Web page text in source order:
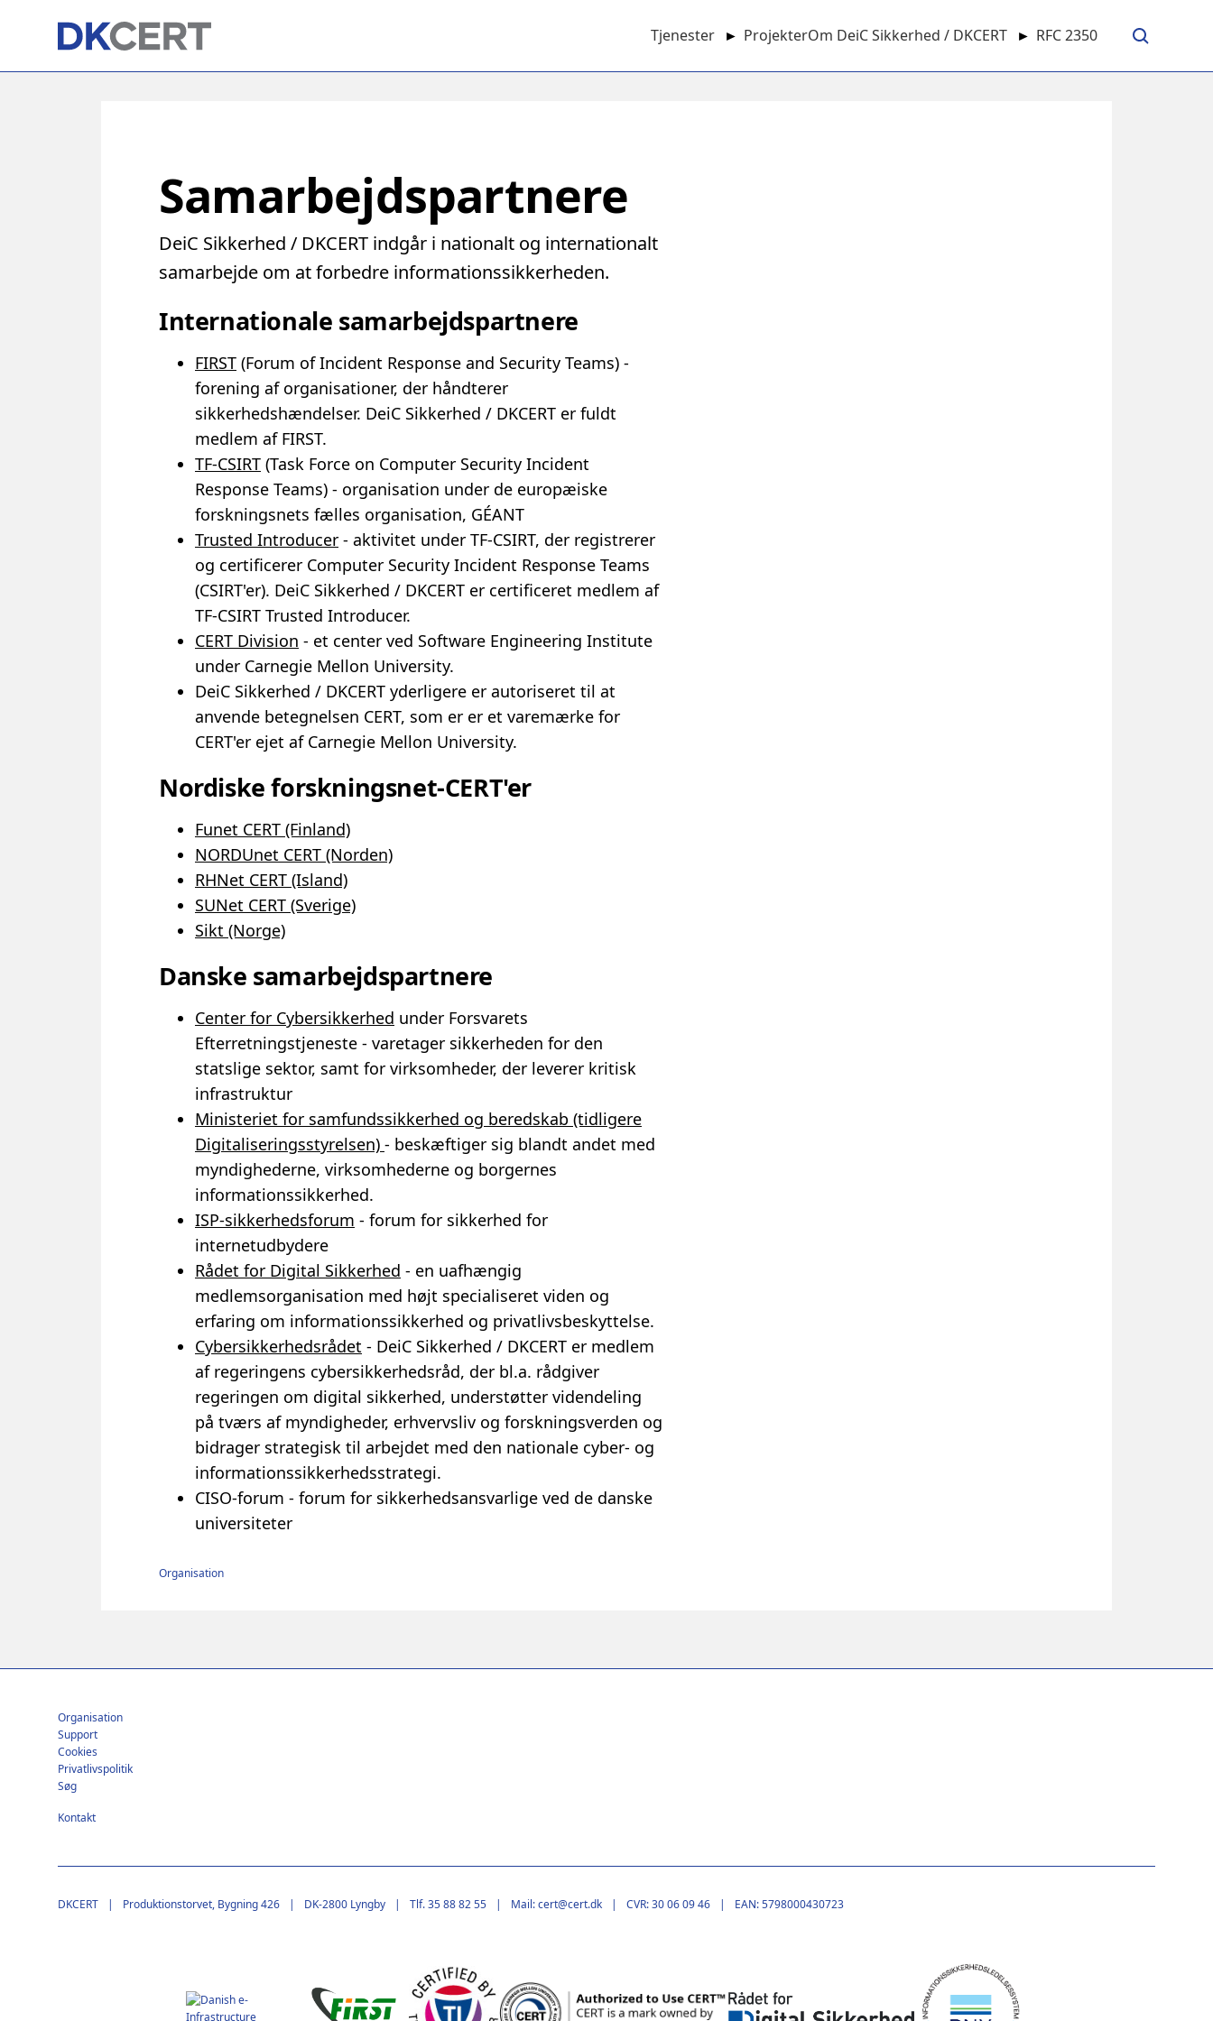
content
Main
navigation
Tjenester ► ProjekterOm DeiC Sikkerhed / DKCERT ► RFC 2350
Samarbejdspartnere
DeiC Sikkerhed / DKCERT indgår i nationalt og internationalt
samarbejde om at forbedre informationssikkerheden.
Internationale samarbejdspartnere
FIRST (Forum of Incident Response and Security Teams) -
forening af organisationer, der håndterer
sikkerhedshændelser. DeiC Sikkerhed / DKCERT er fuldt
medlem af FIRST.
TF-CSIRT (Task Force on Computer Security Incident
Response Teams) - organisation under de europæiske
forskningsnets fælles organisation, GÉANT
Trusted Introducer - aktivitet under TF-CSIRT, der registrerer
og certificerer Computer Security Incident Response Teams
(CSIRT'er). DeiC Sikkerhed / DKCERT er certificeret medlem af
TF-CSIRT Trusted Introducer.
CERT Division - et center ved Software Engineering Institute
under Carnegie Mellon University.
DeiC Sikkerhed / DKCERT yderligere er autoriseret til at
anvende betegnelsen CERT, som er er et varemærke for
CERT'er ejet af Carnegie Mellon University.
Nordiske forskningsnet-CERT'er
Funet CERT (Finland)
NORDUnet CERT (Norden)
RHNet CERT (Island)
SUNet CERT (Sverige)
Sikt (Norge)
Danske samarbejdspartnere
Center for Cybersikkerhed under Forsvarets
Efterretningstjeneste - varetager sikkerheden for den
statslige sektor, samt for virksomheder, der leverer kritisk
infrastruktur
Ministeriet for samfundssikkerhed og beredskab (tidligere
Digitaliseringsstyrelsen) - beskæftiger sig blandt andet med
myndighederne, virksomhederne og borgernes
informationssikkerhed.
ISP-sikkerhedsforum - forum for sikkerhed for
internetudbydere
Rådet for Digital Sikkerhed - en uafhængig
medlemsorganisation med højt specialiseret viden og
erfaring om informationssikkerhed og privatlivsbeskyttelse.
Cybersikkerhedsrådet - DeiC Sikkerhed / DKCERT er medlem
af regeringens cybersikkerhedsråd, der bl.a. rådgiver
regeringen om digital sikkerhed, understøtter videndeling
på tværs af myndigheder, erhvervsliv og forskningsverden og
bidrager strategisk til arbejdet med den nationale cyber- og
informationssikkerhedsstrategi.
CISO-forum - forum for sikkerhedsansvarlige ved de danske
universiteter
Organisation
Footer
Organisation
Support
Cookies
Privatlivspolitik
Søg
Kontakt
DKCERT Produktionstorvet, Bygning 426 DK-2800 Lyngby Tlf. 35 88 82 55 Mail: cert@cert.dk CVR: 30 06 09 46 EAN: 5798000430723